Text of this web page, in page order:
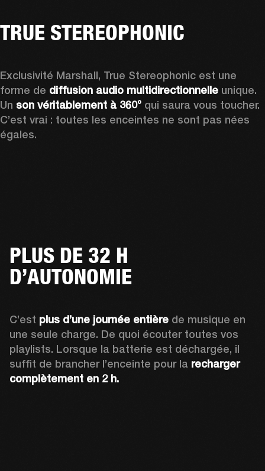
TRUE STEREOPHONIC
Exclusivité Marshall, True Stereophonic est une
forme de diffusion audio multidirectionnelle unique.
Un son véritablement à 360° qui saura vous toucher.
C’est vrai : toutes les enceintes ne sont pas nées
égales.
PLUS DE 32 H
D’AUTONOMIE
C’est plus d’une journée entière de musique en
une seule charge. De quoi écouter toutes vos
playlists. Lorsque la batterie est déchargée, il
suffit de brancher l’enceinte pour la recharger
complètement en 2 h.